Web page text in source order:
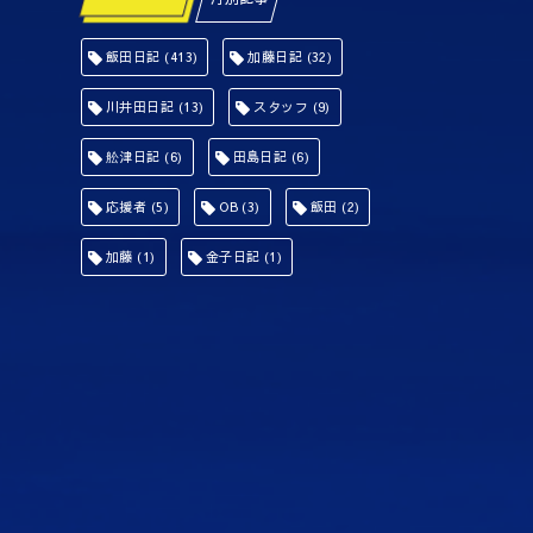
飯田日記 (413) 加藤日記 (32)
川井田日記 (13) スタッフ (9)
舩津日記 (6) 田島日記 (6)
応援者 (5) OB(3) 飯田 (2)
加藤 (1) 金子日記 (1)